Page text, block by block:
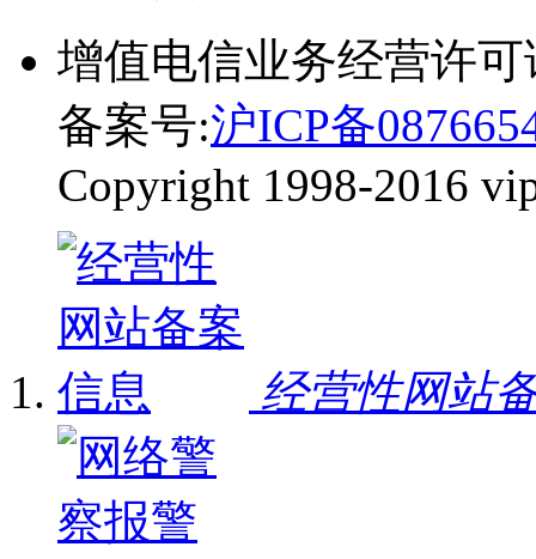
增值电信业务经营许可
备案号:沪ICP备
Copyright 1998-2016
经营性网站